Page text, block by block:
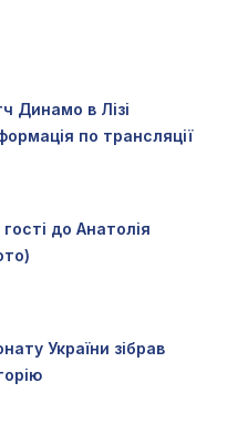
Динамо в Лізі
по трансляції
до Анатолія
України зібрав